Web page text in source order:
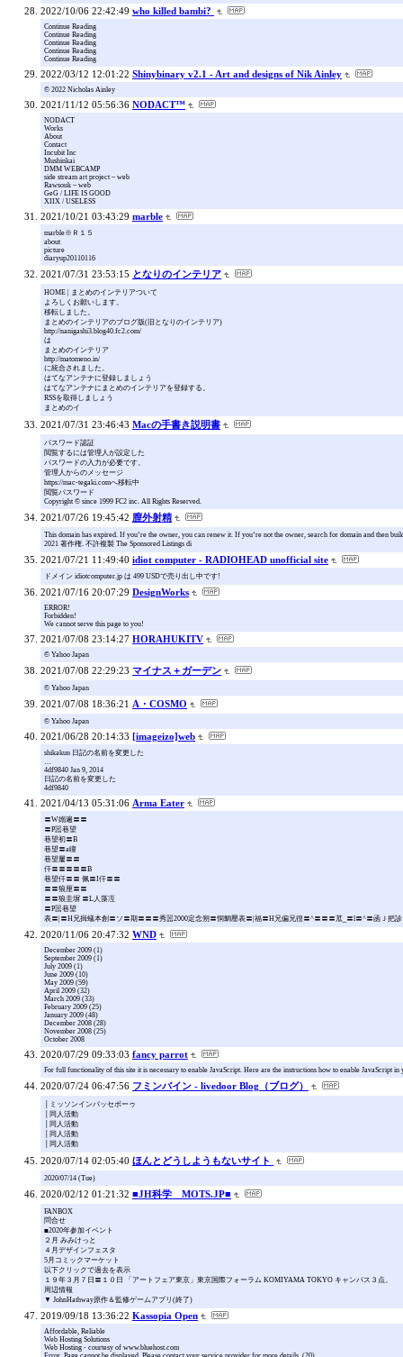
2022/10/06 22:42:49 who killed bambi?
Continue Reading
Continue Reading
Continue Reading
Continue Reading
Continue Reading
2022/03/12 12:01:22 Shinybinary v2.1 - Art and designs of Nik Ainley
© 2022 Nicholas Ainley
2021/11/12 05:56:36 NODACT™
NODACT
Works
About
Contact
Incubit Inc
Mushinkai
DMM WEBCAMP
side stream art project – web
Rawsouk – web
GeG / LIFE IS GOOD
XIIX / USELESS
2021/10/21 03:43:29 marble
marble※Ｒ１５
about
picture
diaryup20110116
2021/07/31 23:53:15 となりのインテリア
HOME | まとめのインテリアついて
よろしくお願いします。
移転しました。
まとめのインテリアのブログ版(旧となりのインテリア)
http://nanigashi3.blog40.fc2.com/
は
まとめのインテリア
http://matomeno.in/
に統合されました。
はてなアンテナに登録しましょう
はてなアンテナにまとめのインテリアを登録する。
RSSを取得しましょう
まとめのイ
2021/07/31 23:46:43 Macの手書き説明書
パスワード認証
閲覧するには管理人が設定した
パスワードの入力が必要です。
管理人からのメッセージ
https://mac-tegaki.comへ移転中
閲覧パスワード
Copyright © since 1999 FC2 inc. All Rights Reserved.
2021/07/26 19:45:42 膣外射精
This domain has expired. If you’re the owner, you can renew it. If you’re not the owner, search for domain and then
2021 著作権. 不許複製 The Sponsored Listings di
2021/07/21 11:49:40 idiot computer - RADIOHEAD unofficial site
ドメイン idiotcomputer.jp は 499 USDで売り出し中です!
2021/07/16 20:07:29 DesignWorks
ERROR!
Forbidden!
We cannot serve this page to you!
2021/07/08 23:14:27 HORAHUKITV
© Yahoo Japan
2021/07/08 22:29:23 マイナス＋ガーデン
© Yahoo Japan
2021/07/08 18:36:21 A・COSMO
© Yahoo Japan
2021/06/28 20:14:33 [imageizo]web
shikakun 日記の名前を変更した
…
4df9840 Jan 9, 2014
日記の名前を変更した
4df9840
2021/04/13 05:31:06 Arma Eater
〓W嫋遍〓〓
〓P噐巷望
巷望初〓B
巷望〓a瞳
巷望屢〓〓
仟〓〓〓〓〓B
巷望仟〓〓 佩〓I仟〓〓
〓〓狼厘〓〓
〓〓狼圭塀 〓L人藻冱
〓P噐巷望
表〓|〓H兄揖蟻本創〓ソ〓期〓〓〓秀噐2000定念朔〓恫鯛壓表〓|福〓H兄偏兄徨〓^〓〓〓苽_〓l〓^〓函Ｊ
2020/11/06 20:47:32 WND
December 2009 (1)
September 2009 (1)
July 2009 (1)
June 2009 (10)
May 2009 (59)
April 2009 (32)
March 2009 (33)
February 2009 (25)
January 2009 (48)
December 2008 (28)
November 2008 (25)
October 2008
2020/07/29 09:33:03 fancy parrot
For full functionality of this site it is necessary to enable JavaScript. Here are the instructions how to enable JavaScript in
2020/07/24 06:47:56 フミンバイン - livedoor Blog（ブログ）
│ミッソンインパッセボーゥ
│同人活動
│同人活動
│同人活動
│同人活動
2020/07/14 02:05:40 ほんとどうしようもないサイト
2020/07/14 (Tue)
2020/02/12 01:21:32 ■JH科学 MOTS.JP■
FANBOX
問合せ
■2020年参加イベント
２月 みみけっと
４月デザインフェスタ
5月コミックマーケット
以下クリックで過去を表示
１９年３月７日〓１０日 「アートフェア東京」東京国際フォーラム KOMIYAMA TOKYO キャンバス３点。
周辺情報
▼ JohnHathway原作＆監修ゲームアプリ(終了)
2019/09/18 13:36:22 Kassopia Open
Affordable, Reliable
Web Hosting Solutions
Web Hosting - courtesy of www.bluehost.com